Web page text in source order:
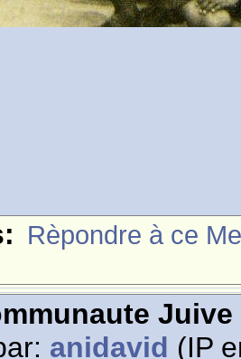
Rèpondre à ce
anidavid (IP